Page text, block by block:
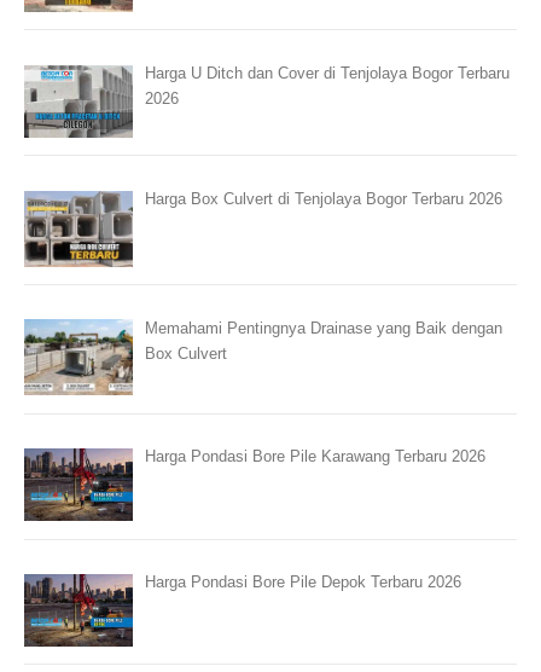
Harga U Ditch dan Cover di Tenjolaya Bogor Terbaru
2026
Harga Box Culvert di Tenjolaya Bogor Terbaru 2026
Memahami Pentingnya Drainase yang Baik dengan
Box Culvert
Harga Pondasi Bore Pile Karawang Terbaru 2026
Harga Pondasi Bore Pile Depok Terbaru 2026